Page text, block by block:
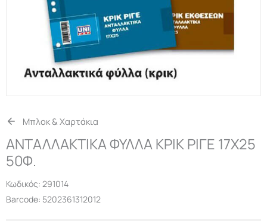
Μπλοκ & Χαρτάκια
ΑΝΤΑΛΛΑΚΤΙΚΑ ΦΥΛΛΑ ΚΡΙΚ ΡΙΓΕ 17Χ25
50Φ.
Κωδικός: 291014
Barcode: 5202361312012